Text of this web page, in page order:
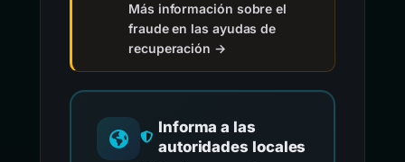
Más información sobre el
fraude en las ayudas de
recuperación →
Informa a las
autoridades locales